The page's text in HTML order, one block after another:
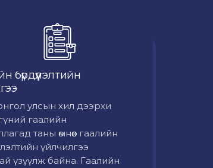
бүрдүүлэлтийн
улсын хил дээрхи
гаалийн
таны өмнөөс гаалийн
үйлчилгээ
үзүүлж байна. Гаалийн